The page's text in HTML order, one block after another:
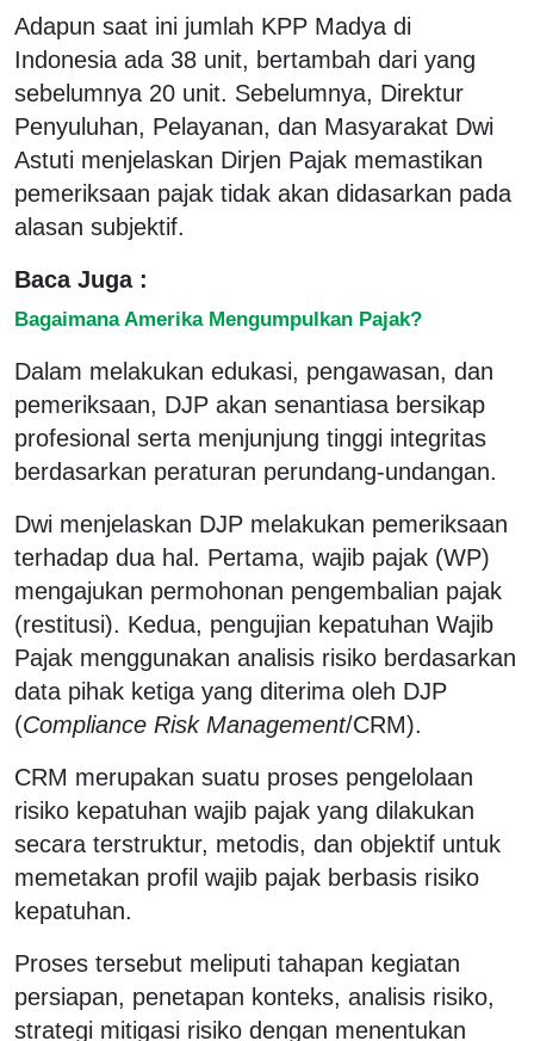
Adapun saat ini jumlah KPP Madya di
Indonesia ada 38 unit, bertambah dari yang
sebelumnya 20 unit. Sebelumnya, Direktur
Penyuluhan, Pelayanan, dan Masyarakat Dwi
Astuti menjelaskan Dirjen Pajak memastikan
pemeriksaan pajak tidak akan didasarkan pada
alasan subjektif.
Baca Juga :
Bagaimana Amerika Mengumpulkan Pajak?
Dalam melakukan edukasi, pengawasan, dan
pemeriksaan, DJP akan senantiasa bersikap
profesional serta menjunjung tinggi integritas
berdasarkan peraturan perundang-undangan.
Dwi menjelaskan DJP melakukan pemeriksaan
terhadap dua hal. Pertama, wajib pajak (WP)
mengajukan permohonan pengembalian pajak
(restitusi). Kedua, pengujian kepatuhan Wajib
Pajak menggunakan analisis risiko berdasarkan
data pihak ketiga yang diterima oleh DJP
(Compliance Risk Management/CRM).
CRM merupakan suatu proses pengelolaan
risiko kepatuhan wajib pajak yang dilakukan
secara terstruktur, metodis, dan objektif untuk
memetakan profil wajib pajak berbasis risiko
kepatuhan.
Proses tersebut meliputi tahapan kegiatan
persiapan, penetapan konteks, analisis risiko,
strategi mitigasi risiko dengan menentukan